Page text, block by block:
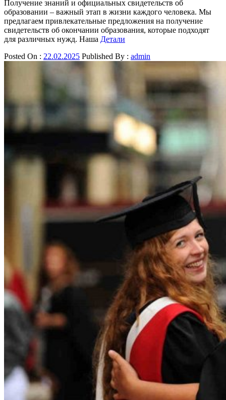
Получение знаний и официальных свидетельств об
образовании – важный этап в жизни каждого человека. Мы
предлагаем привлекательные предложения на получение
свидетельств об окончании образования, которые подходят
для различных нужд. Наша Детали
Posted On : 22.02.2025 Published By : admin